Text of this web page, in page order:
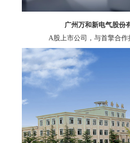
广州万和新电气股份
A股上市公司，与首擎合作